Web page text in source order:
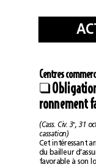
C
❑
(Cass. Civ. 3e
cassation)